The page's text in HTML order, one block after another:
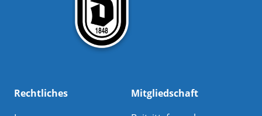
Rechtliches
Mitgliedschaft